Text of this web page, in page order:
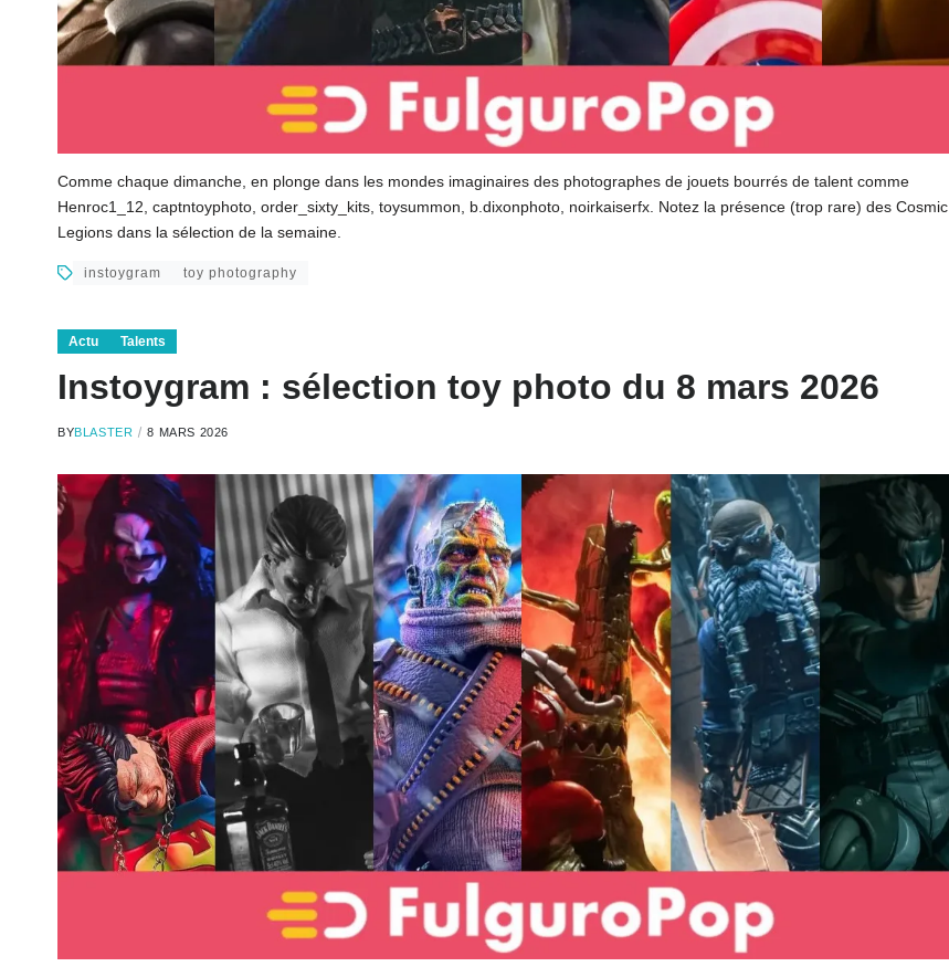
Comme chaque dimanche, en plonge dans les mondes imaginaires des photographes de jouets bourrés de talent comme
Henroc1_12, captntoyphoto, order_sixty_kits, toysummon, b.dixonphoto, noirkaiserfx. Notez la présence (trop rare) des Cosmic
Legions dans la sélection de la semaine.
instoygram toy photography
Actu Talents
Instoygram : sélection toy photo du 8 mars 2026
BYBLASTER 8 MARS 2026